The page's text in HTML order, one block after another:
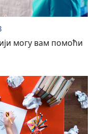
могу вам помоћи